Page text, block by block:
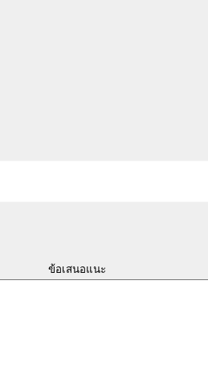
ข้อเสนอแนะ